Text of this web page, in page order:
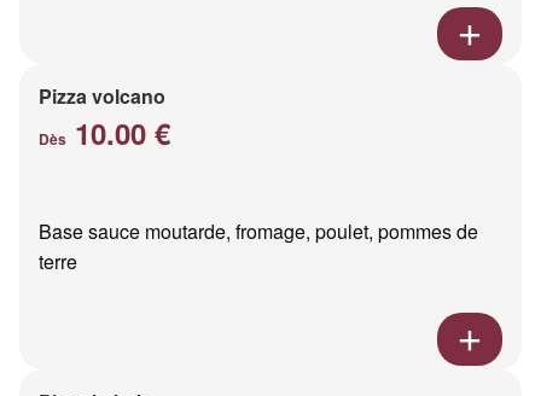
Pizza volcano
Dès 10.00 €
Base sauce moutarde, fromage, poulet, pommes de
terre